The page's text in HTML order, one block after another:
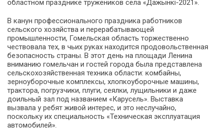
областном празднике тружеников села «Дажынкi-2021».
В канун профессионального праздника работников
сельского хозяйства и перерабатывающей
промышленности, Гомельская область торжественно
чествовала тех, в чьих руках находится продовольственная
безопасность страны. В этот день на площади Ленина
вниманию гомельчан и гостей города была представлена
сельскохозяйственная техника области: комбайны,
зерноуборочные комплексы, хлопкоуборочные машины,
трактора, погрузчики, плуги, сеялки, лущильники и даже
доильный зал под названием «Карусель». Выставка
вызвала у ребят живой интерес, и это неслучайно,
поскольку их специальность «Техническая эксплуатация
автомобилей».